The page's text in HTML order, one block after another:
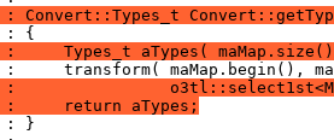
: Convert::Types_t
:     Types_t aTypes(
:
return aTypes;
: }